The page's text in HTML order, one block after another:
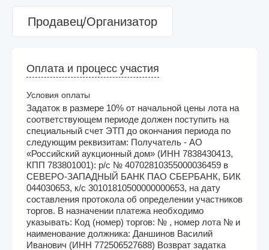
Продавец/Организатор
Оплата и процесс участия
Условия оплаты
Задаток в размере 10% от начальной цены лота на
соответствующем периоде должен поступить на
специальный счет ЭТП до окончания периода по
следующим реквизитам: Получатель - АО
«Российский аукционный дом» (ИНН 7838430413,
КПП 783801001): р/с № 40702810355000036459 в
СЕВЕРО-ЗАПАДНЫЙ БАНК ПАО СБЕРБАНК, БИК
044030653, к/с 30101810500000000653, на дату
составления протокола об определении участников
торгов. В назначении платежа необходимо
указывать: Код (номер) торгов: № , номер лота № и
наименование должника: Даншинов Василий
Иванович (ИНН 772506527688) Возврат задатка